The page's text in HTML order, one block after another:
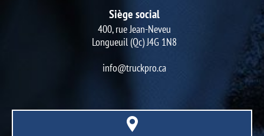
Siège social
400, rue Jean-Neveu
Longueuil (Qc) J4G 1N8
info@truckpro.ca